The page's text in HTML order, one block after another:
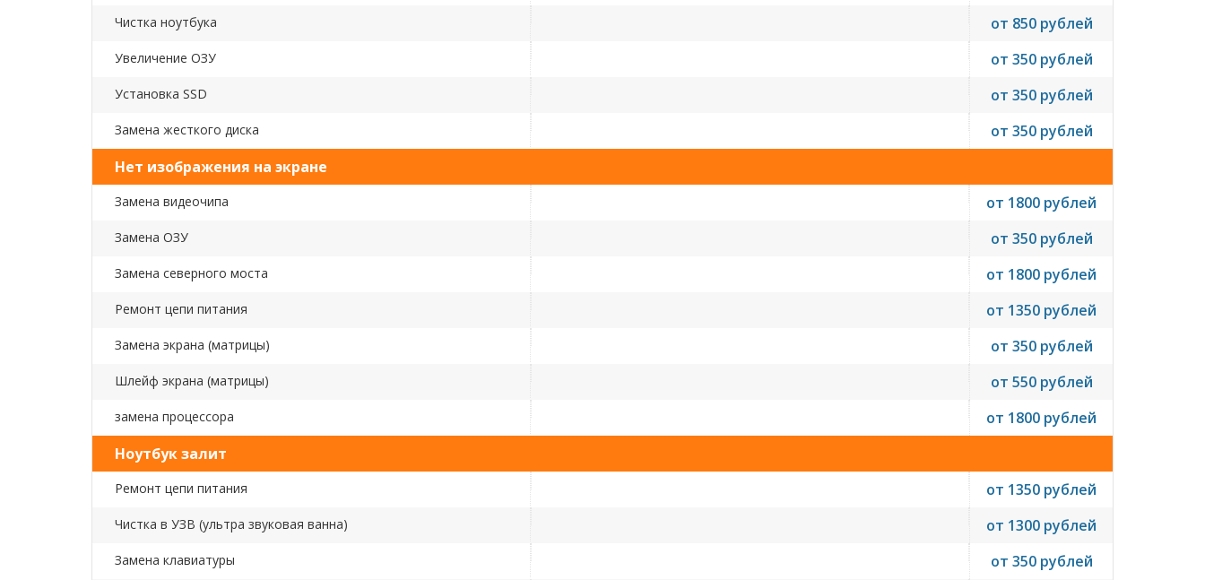
Чистка ноутбука от 850 рублей
Увеличение ОЗУ от 350 рублей
Установка SSD от 350 рублей
Замена жесткого диска
от 350 рублей
Нет изображения на экране
Замена видеочипа от 1800 рублей
Замена ОЗУ от 350 рублей
Замена северного моста от 1800 рублей
Ремонт цепи питания от 1350 рублей
Замена экрана (матрицы) от 350 рублей
Шлейф экрана (матрицы) от 550 рублей
замена процессора
от 1800 рублей
Ноутбук залит
Ремонт цепи питания от 1350 рублей
Чистка в УЗВ (ультра звуковая ванна) от 1300 рублей
Замена клавиатуры от 350 рублей